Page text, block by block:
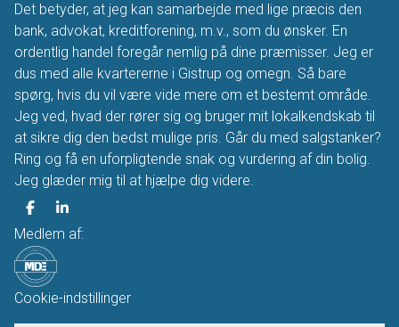
Det betyder, at jeg kan samarbejde med lige præcis den
bank, advokat, kreditforening, m.v., som du ønsker. En
ordentlig handel foregår nemlig på dine præmisser. Jeg er
dus med alle kvartererne i Gistrup og omegn. Så bare
spørg, hvis du vil være vide mere om et bestemt område.
Jeg ved, hvad der rører sig og bruger mit lokalkendskab til
at sikre dig den bedst mulige pris. Går du med salgstanker?
Ring og få en uforpligtende snak og vurdering af din bolig.
Jeg glæder mig til at hjælpe dig videre.
Medlem af:
Cookie-indstillinger